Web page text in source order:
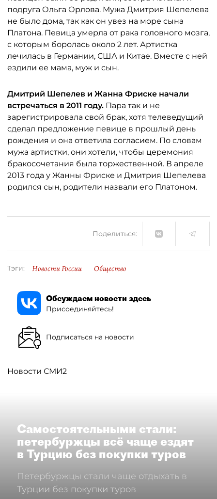
подруга Ольга Орлова. Мужа Дмитрия Шепелева
не было дома, так как он увез на море сына
Платона. Певица умерла от рака головного мозга,
с которым боролась около 2 лет. Артистка
лечилась в Германии, США и Китае. Вместе с ней
ездили ее мама, муж и сын.
Дмитрий Шепелев и Жанна Фриске начали
встречаться в 2011 году. Пара так и не
зарегистрировала свой брак, хотя телеведущий
сделал предложение певице в прошлый день
рождения и она ответила согласием. По словам
мужа артистки, они хотели, чтобы церемония
бракосочетания была торжественной. В апреле
2013 года у Жанны Фриске и Дмитрия Шепелева
родился сын, родители назвали его Платоном.
Поделиться:
Тэги: Новости России Общество
Обсуждаем новости здесь
Присоединяйтесь!
Подписаться на новости
Новости СМИ2
Самостоятельными стали:
петербуржцы всё чаще ездят
в Турцию без покупки туров
Петербуржцы стали чаще отдыхать в
Турции без покупки туров